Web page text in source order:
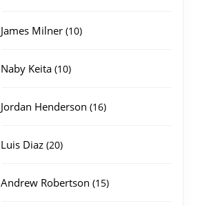
James Milner 1010
Naby Keita 1010
Jordan Henderson 1616
Luis Diaz 2020
Andrew Robertson 1515